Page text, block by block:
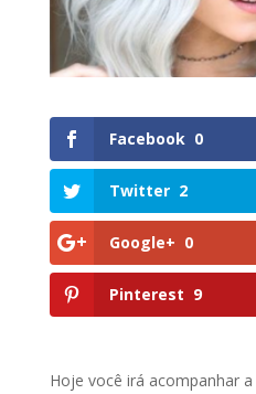
Facebook 0
Twitter 2
Google+ 0
Pinterest 9
Hoje você irá acompanhar a